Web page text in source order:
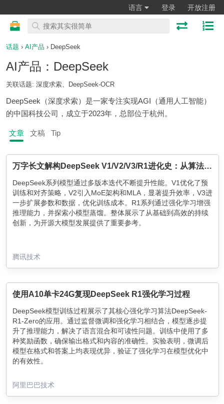
语言 登录 开放注册
话题 › AI产品 › DeepSeek
AI产品：DeepSeek
关联话题: 深度求索、DeepSeek-OCR
DeepSeek（深度求索）是一家专注实现AGI（通用人工智能）
的中国科技公司，成立于2023年，总部位于杭州。
文章 文稿 Tip
万字长文解构DeepSeek V1/V2/V3/R1进化史：从算法革命到推理涌现！
DeepSeek系列模型通过多版本迭代不断提升性能。V1优化了预
训练和对齐策略，V2引入MoE架构和MLA，显著提升效率，V3进
一步扩展参数和数据，优化训练成本。R1系列通过强化学习增强
推理能力，并探索小模型蒸馏。整体展示了从基础到高效的持续
创新，为开源大模型发展提供了重要参考。
腾讯技术
使用A10单卡24G复现DeepSeek R1强化学习过程
DeepSeek模型训练过程展示了其核心强化学习算法DeepSeek-
R1-Zero的应用。通过监督微调和强化学习相结合，模型逐步提
升了推理能力，解决了语言混合和可读性问题。训练中使用了多
种奖励函数，确保输出格式和内容的准确性。实验表明，微调后
模型在格式和答案上均表现优异，验证了强化学习在模型优化中
的有效性。
阿里巴巴技术